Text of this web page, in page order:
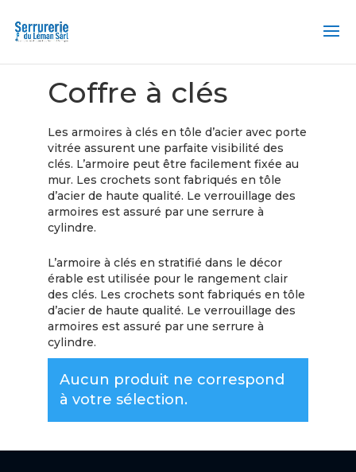
Coffre à clés
Les armoires à clés en tôle d’acier avec porte
vitrée assurent une parfaite visibilité des
clés. L’armoire peut être facilement fixée au
mur. Les crochets sont fabriqués en tôle
d’acier de haute qualité. Le verrouillage des
armoires est assuré par une serrure à
cylindre.
L’armoire à clés en stratifié dans le décor
érable est utilisée pour le rangement clair
des clés. Les crochets sont fabriqués en tôle
d’acier de haute qualité. Le verrouillage des
armoires est assuré par une serrure à
cylindre.
Aucun produit ne correspond
à votre sélection.